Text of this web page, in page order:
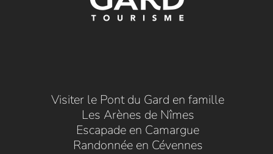
Visiter le Pont du Gard en famille
Les Arènes de Nîmes
Escapade en Camargue
Randonnée en Cévennes